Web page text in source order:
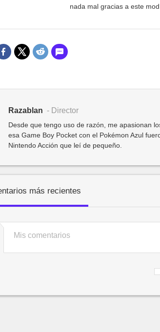
nada mal gracias a este
Razablan - Director
Desde que tengo uso de razón, me apasionan
esa Game Boy Pocket con el Pokémon Azul
Nintendo Acción que leí de pequeño.
más recientes